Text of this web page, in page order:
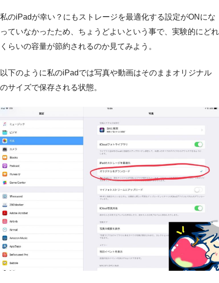
私のiPadが幸い？にもストレージを最適化する設定がONにな
っていなかったため、ちょうどよいという事で、実験的にどれ
くらいの容量が節約されるのか見てみよう。
以下のように私のiPadでは写真や動画はそのままオリジナル
のサイズで保存される状態。